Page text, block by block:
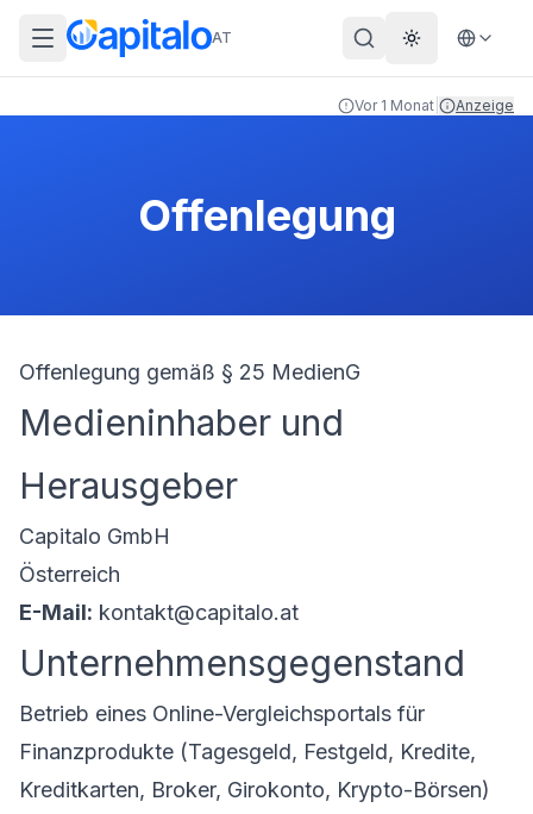
AT Theme
Vor 1 Monat Anzeige
Offenlegung
Offenlegung gemäß § 25 MedienG
Medieninhaber und
Herausgeber
Capitalo GmbH
Österreich
E-Mail: kontakt@capitalo.at
Unternehmensgegenstand
Betrieb eines Online-Vergleichsportals für
Finanzprodukte (Tagesgeld, Festgeld, Kredite,
Kreditkarten, Broker, Girokonto, Krypto-Börsen)